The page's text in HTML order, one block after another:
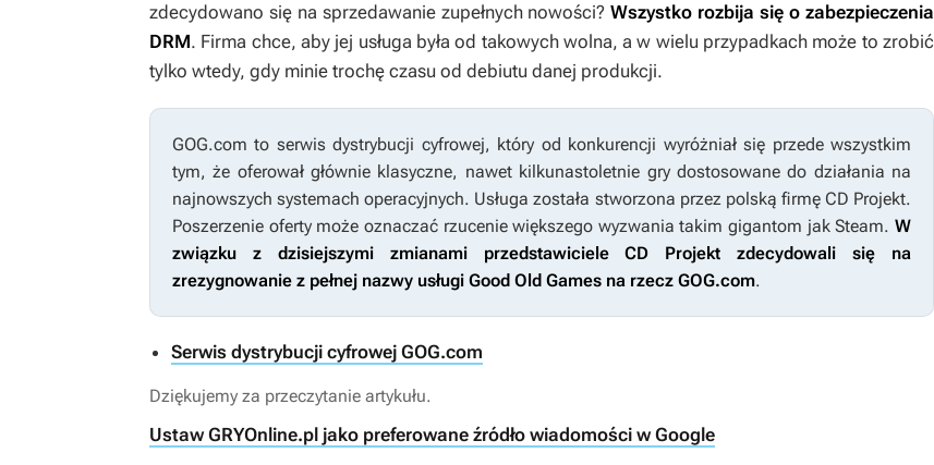
zdecydowano się na sprzedawanie zupełnych nowości?Wszystko rozbija się o zabezpieczenia
DRM. Firma chce, aby jej usługa była od takowych wolna, a w wielu przypadkach może to zrobić
tylko wtedy, gdy minie trochę czasu od debiutu danej produkcji.
GOG.com to serwis dystrybucji cyfrowej, który od konkurencji wyróżniał się przede wszystkim
tym, że oferował głównie klasyczne, nawet kilkunastoletnie gry dostosowane do działania na
najnowszych systemach operacyjnych. Usługa została stworzona przez polską firmę CD Projekt.
Poszerzenie oferty może oznaczać rzucenie większego wyzwania takim gigantom jak Steam. W
związku z dzisiejszymi zmianami przedstawiciele CD Projekt zdecydowali się na
zrezygnowanie z pełnej nazwy usługi Good Old Games na rzecz GOG.com.
Serwis dystrybucji cyfrowej GOG.com
Dziękujemy za przeczytanie artykułu.
Ustaw GRYOnline.pl jako preferowane źródło wiadomości w Google